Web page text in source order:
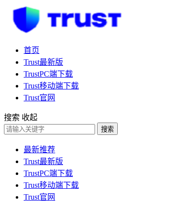
首页
Trust最新版
TrustPC端下载
Trust移动端下载
Trust官网
搜索 收起
搜索
最新推荐
Trust最新版
TrustPC端下载
Trust移动端下载
Trust官网